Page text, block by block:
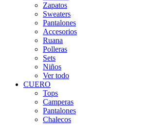
Zapatos
Sweaters
Pantalones
Accesorios
Ruana
Polleras
Sets
Niños
Ver todo
CUERO
Tops
Camperas
Pantalones
Chalecos